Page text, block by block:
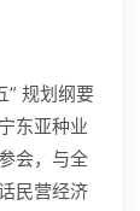
” 规划纲要
东亚种业
会，与全
民营经济